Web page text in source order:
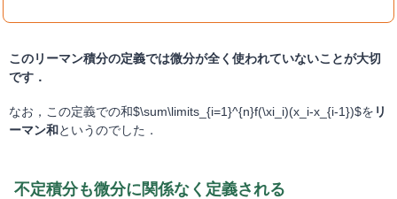
このリーマン積分の定義では微分が全く使われていないことが大切
です．
なお，この定義での和$\sum\limits_{i=1}^{n}f(\xi_i)(x_i-x_{i-1})$を リ
ーマン和というのでした．
不定積分も微分に関係なく定義される